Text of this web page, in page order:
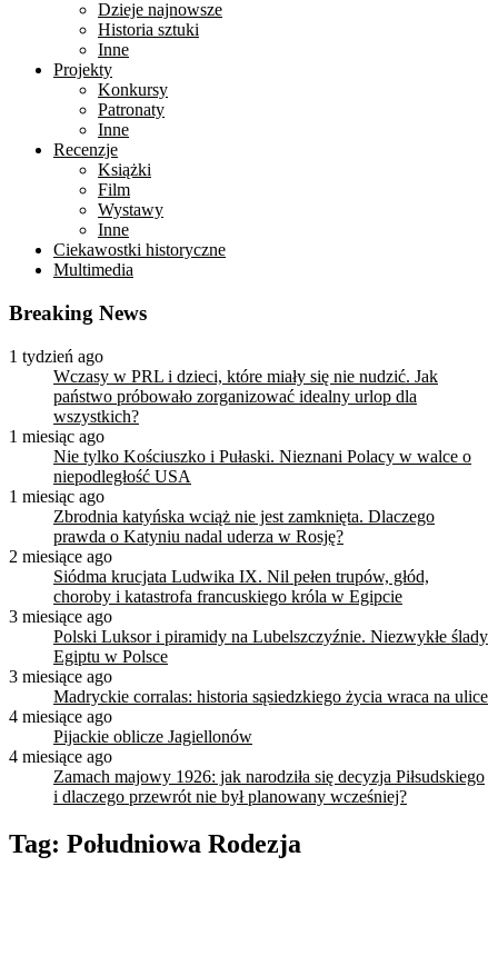
Dzieje najnowsze
Historia sztuki
Inne
Projekty
Konkursy
Patronaty
Inne
Recenzje
Książki
Film
Wystawy
Inne
Ciekawostki historyczne
Multimedia
Breaking News
1 tydzień ago
Wczasy w PRL i dzieci, które miały się nie nudzić. Jak
państwo próbowało zorganizować idealny urlop dla
wszystkich?
1 miesiąc ago
Nie tylko Kościuszko i Pułaski. Nieznani Polacy w walce o
niepodległość USA
1 miesiąc ago
Zbrodnia katyńska wciąż nie jest zamknięta. Dlaczego
prawda o Katyniu nadal uderza w Rosję?
2 miesiące ago
Siódma krucjata Ludwika IX. Nil pełen trupów, głód,
choroby i katastrofa francuskiego króla w Egipcie
3 miesiące ago
Polski Luksor i piramidy na Lubelszczyźnie. Niezwykłe ślady
Egiptu w Polsce
3 miesiące ago
Madryckie corralas: historia sąsiedzkiego życia wraca na ulice
4 miesiące ago
Pijackie oblicze Jagiellonów
4 miesiące ago
Zamach majowy 1926: jak narodziła się decyzja Piłsudskiego
i dlaczego przewrót nie był planowany wcześniej?
Tag: Południowa Rodezja